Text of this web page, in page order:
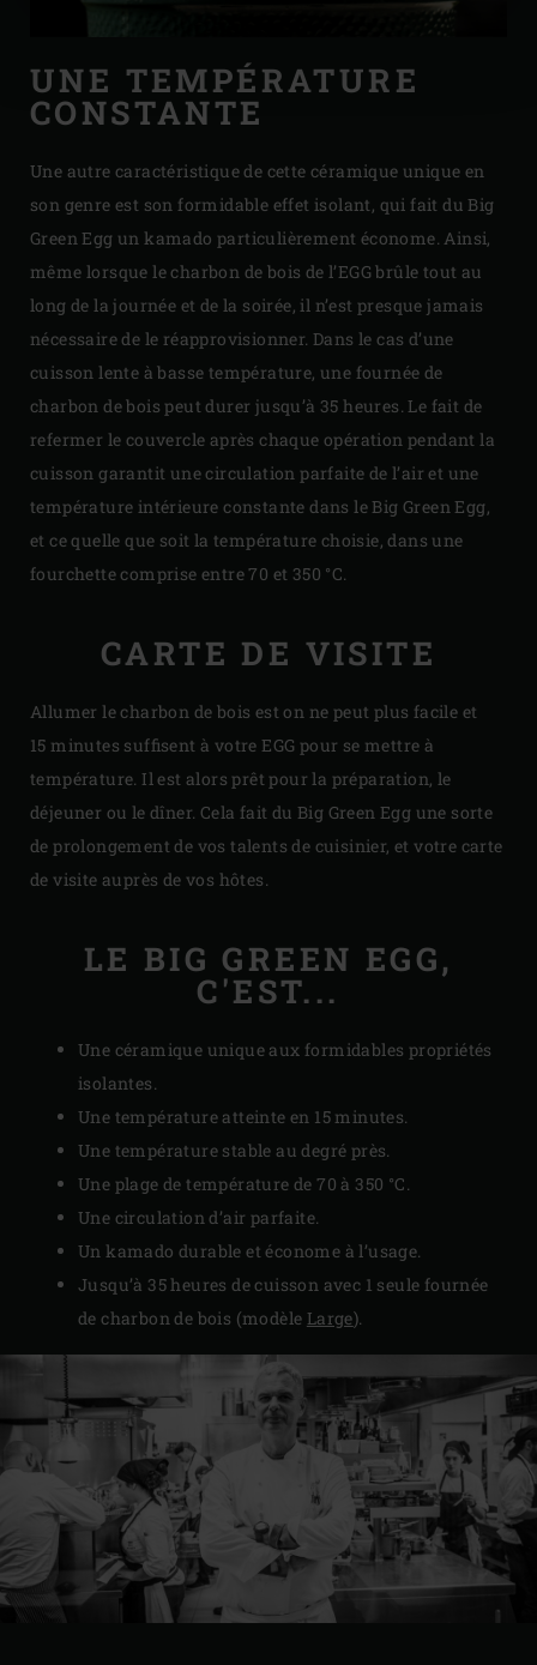
UNE TEMPÉRATURE
CONSTANTE
Une autre caractéristique de cette céramique unique en
son genre est son formidable effet isolant, qui fait du Big
Green Egg un kamado particulièrement économe. Ainsi,
même lorsque le charbon de bois de l’EGG brûle tout au
long de la journée et de la soirée, il n’est presque jamais
nécessaire de le réapprovisionner. Dans le cas d’une
cuisson lente à basse température, une fournée de
charbon de bois peut durer jusqu’à 35 heures. Le fait de
refermer le couvercle après chaque opération pendant la
cuisson garantit une circulation parfaite de l’air et une
température intérieure constante dans le Big Green Egg,
et ce quelle que soit la température choisie, dans une
fourchette comprise entre 70 et 350 °C.
CARTE DE VISITE
Allumer le charbon de bois est on ne peut plus facile et
15 minutes suffisent à votre EGG pour se mettre à
température. Il est alors prêt pour la préparation, le
déjeuner ou le dîner. Cela fait du Big Green Egg une sorte
de prolongement de vos talents de cuisinier, et votre carte
de visite auprès de vos hôtes.
LE BIG GREEN EGG,
C'EST...
Une céramique unique aux formidables propriétés
isolantes.
Une température atteinte en 15 minutes.
Une température stable au degré près.
Une plage de température de 70 à 350 °C.
Une circulation d’air parfaite.
Un kamado durable et économe à l’usage.
Jusqu’à 35 heures de cuisson avec 1 seule fournée
de charbon de bois (modèle Large).